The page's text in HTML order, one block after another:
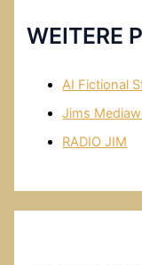
WEITERE
AI Fictional
Jims
RADIO JIM